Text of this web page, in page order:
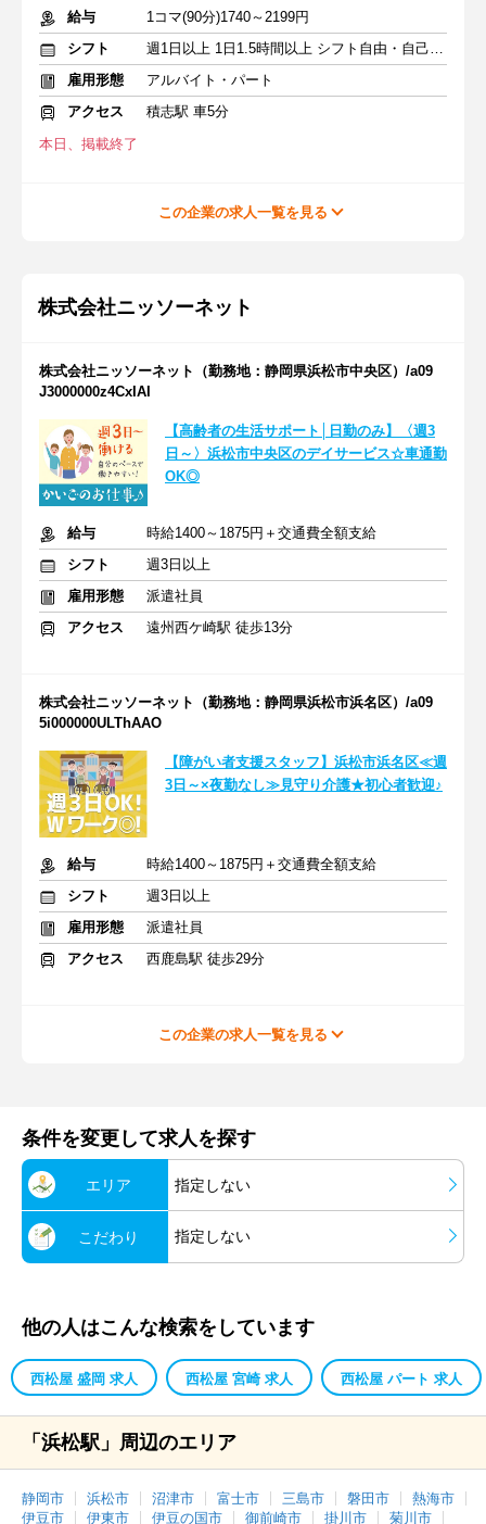
給与
1コマ(90分)1740～2199円
シフト
週1日以上 1日1.5時間以上 シフト自由・自己申告
雇用形態
アルバイト・パート
アクセス
積志駅 車5分
本日、掲載終了
この企業の求人一覧を見る
株式会社ニッソーネット
株式会社ニッソーネット（勤務地：静岡県浜松市中央区）/a09
J3000000z4CxIAI
【高齢者の生活サポート│日勤のみ】〈週3
日～〉浜松市中央区のデイサービス☆車通勤
OK◎
給与
時給1400～1875円＋交通費全額支給
シフト
週3日以上
雇用形態
派遣社員
アクセス
遠州西ケ崎駅 徒歩13分
株式会社ニッソーネット（勤務地：静岡県浜松市浜名区）/a09
5i000000ULThAAO
【障がい者支援スタッフ】浜松市浜名区≪週
3日～×夜勤なし≫見守り介護★初心者歓迎♪
給与
時給1400～1875円＋交通費全額支給
シフト
週3日以上
雇用形態
派遣社員
アクセス
西鹿島駅 徒歩29分
この企業の求人一覧を見る
条件を変更して求人を探す
エリア 指定しない
こだわり 指定しない
他の人はこんな検索をしています
西松屋 盛岡 求人 西松屋 宮崎 求人 西松屋 パート 求人
「浜松駅」周辺のエリア
静岡市 浜松市 沼津市 富士市 三島市 磐田市
熱海市
伊豆市
伊東市 伊豆の国市 御前崎市 掛川市 菊川市